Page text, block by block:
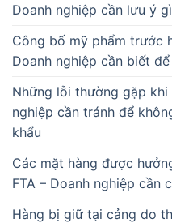
Doanh nghiệp cần lưu ý
Công bố mỹ phẩm trước
Doanh nghiệp cần biết
Những lỗi thường gặp khi
nghiệp cần tránh để
khẩu
Các mặt hàng được
FTA – Doanh nghiệp cần
Hàng bị giữ tại cảng do